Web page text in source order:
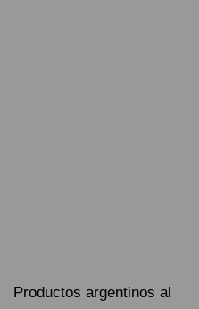
Productos argentinos al